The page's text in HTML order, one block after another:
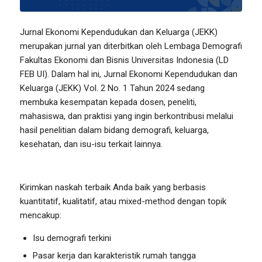
Jurnal Ekonomi Kependudukan dan Keluarga (JEKK)
merupakan jurnal yan diterbitkan oleh Lembaga Demografi
Fakultas Ekonomi dan Bisnis Universitas Indonesia (LD
FEB UI). Dalam hal ini, Jurnal Ekonomi Kependudukan dan
Keluarga (JEKK) Vol. 2 No. 1 Tahun 2024 sedang
membuka kesempatan kepada dosen, peneliti,
mahasiswa, dan praktisi yang ingin berkontribusi melalui
hasil penelitian dalam bidang demografi, keluarga,
kesehatan, dan isu-isu terkait lainnya.
Kirimkan naskah terbaik Anda baik yang berbasis
kuantitatif, kualitatif, atau mixed-method dengan topik
mencakup:
Isu demografi terkini
Pasar kerja dan karakteristik rumah tangga